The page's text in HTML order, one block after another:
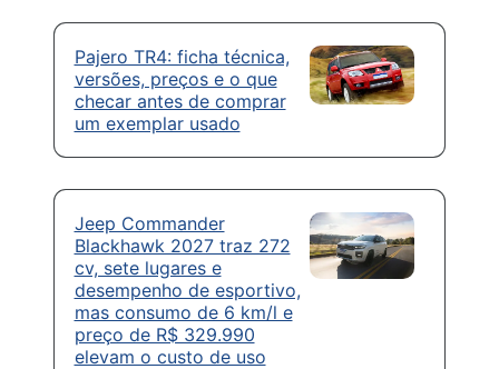
Pajero TR4: ficha técnica,
versões, preços e o que
checar antes de comprar
um exemplar usado
Jeep Commander
Blackhawk 2027 traz 272
cv, sete lugares e
desempenho de esportivo,
mas consumo de 6 km/l e
preço de R$ 329.990
elevam o custo de uso